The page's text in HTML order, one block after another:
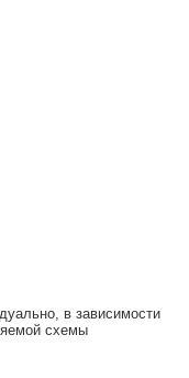
в зависимости
схемы